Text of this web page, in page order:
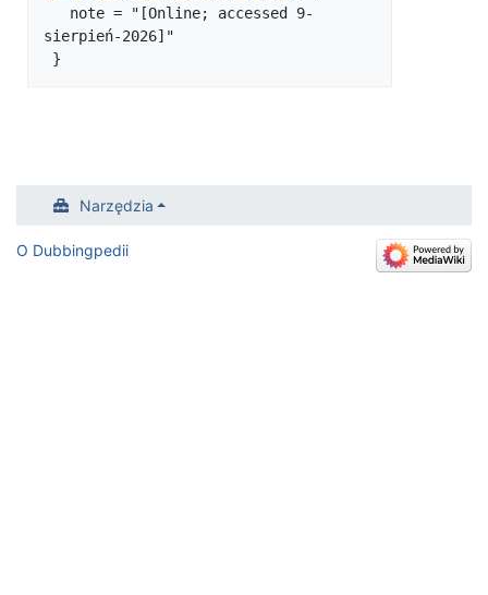
sierpień-2026]"
Narzędzia
O Dubbingpedii